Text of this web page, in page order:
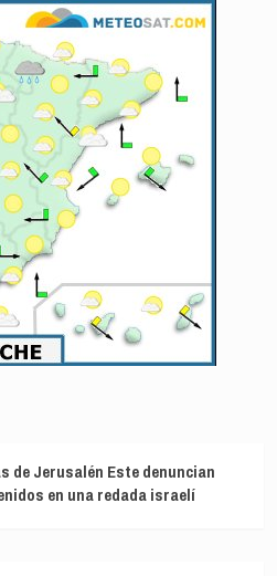
de Jerusalén Este denuncian
en una redada israelí